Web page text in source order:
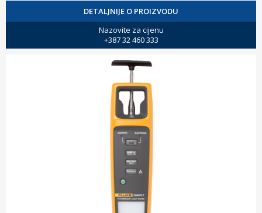
DETALJNIJE O PROIZVODU
Nazovite za cijenu
+387 32 460 333